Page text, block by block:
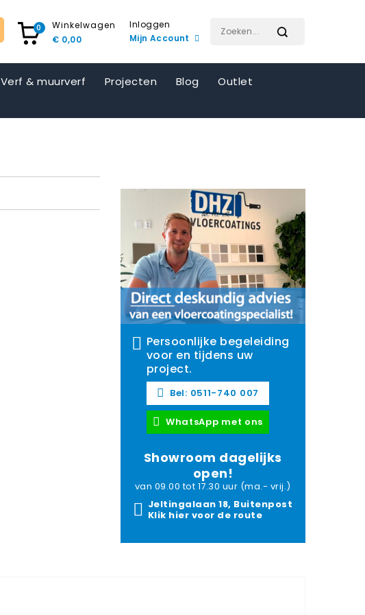
0
Winkelwagen
€ 0,00
Inloggen
Mijn Account
Verf & muurverf Projecten Blog
Outlet
Persoonlijke begeleiding
voor en tijdens uw
project.
Bel: 0511-740 007
WhatsApp met ons
Showroom dagelijks
open!
van 09.00 tot 17.30 uur (ma.- vrij.)
Jeltingalaan 18, Buitenpost
Klik hier voor de route